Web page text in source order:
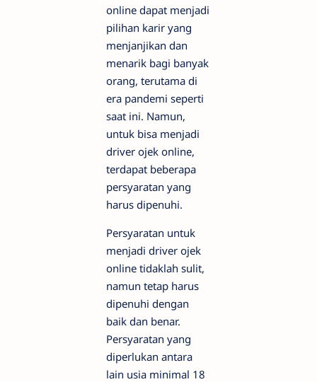
online dapat menjadi
pilihan karir yang
menjanjikan dan
menarik bagi banyak
orang, terutama di
era pandemi seperti
saat ini. Namun,
untuk bisa menjadi
driver ojek online,
terdapat beberapa
persyaratan yang
harus dipenuhi.
Persyaratan untuk
menjadi driver ojek
online tidaklah sulit,
namun tetap harus
dipenuhi dengan
baik dan benar.
Persyaratan yang
diperlukan antara
lain usia minimal 18